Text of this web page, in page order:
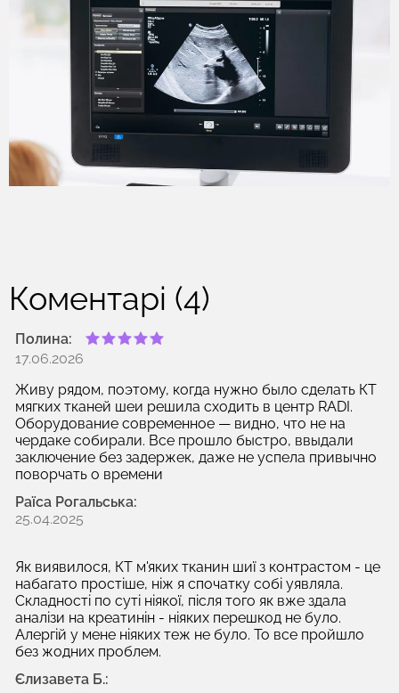
Коментарі (4)
Полина:
17.06.2026
Живу рядом, поэтому, когда нужно было сделать КТ
мягких тканей шеи решила сходить в центр RADI.
Оборудование современное — видно, что не на
чердаке собирали. Все прошло быстро, ввыдали
заключение без задержек, даже не успела привычно
поворчать о времени
Раїса Рогальська:
25.04.2025
Як виявилося, КТ м'яких тканин шиї з контрастом - це
набагато простіше, ніж я спочатку собі уявляла.
Складності по суті ніякої, після того як вже здала
аналізи на креатинін - ніяких перешкод не було.
Алергій у мене ніяких теж не було. То все пройшло
без жодних проблем.
Єлизавета Б.: